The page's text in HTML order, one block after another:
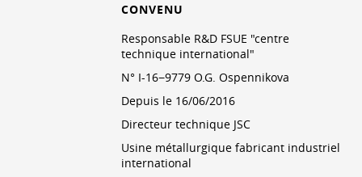
CONVENU
Responsable R&D FSUE "centre
technique international"
N° I-16−9779 O.G. Ospennikova
Depuis le 16/06/2016
Directeur technique JSC
Usine métallurgique fabricant industriel
international